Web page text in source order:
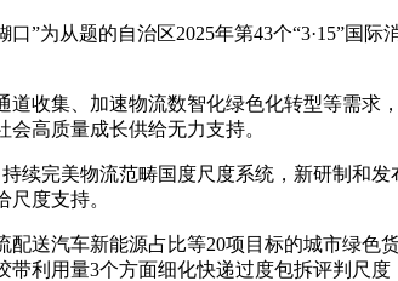
为从题的自治区2025年第43个“3·15”国际
收集、加速物流数智化绿色化转型等需求
高质量成长供给无力支持。
完美物流范畴国度尺度系统，新研制和发
度支持。
送汽车新能源占比等20项目标的城市绿色
利用量3个方面细化快递过度包拆评判尺